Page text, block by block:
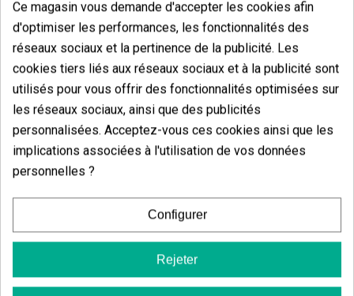
Avis des clients
5 étoiles
100.00%
4 étoiles
3 étoiles
0.00%
2 étoiles
1 étoiles
0.00%
Écrivez votre commentaire
4 Valorisations globales
Ce magasin vous demande d'accepter les cookies afin
d'optimiser les performances, les fonctionnalités des
réseaux sociaux et la pertinence de la publicité. Les
cookies tiers liés aux réseaux sociaux et à la publicité sont
utilisés pour vous offrir des fonctionnalités optimisées sur
les réseaux sociaux, ainsi que des publicités
personnalisées. Acceptez-vous ces cookies ainsi que les
implications associées à l'utilisation de vos données
personnelles ?
Configurer
Rejeter